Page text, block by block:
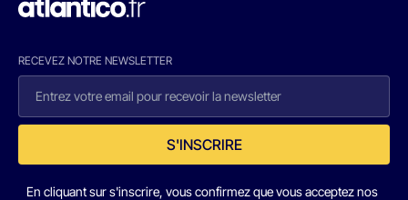
RECEVEZ NOTRE NEWSLETTER
S'INSCRIRE
En cliquant sur s'inscrire, vous confirmez que vous acceptez nos